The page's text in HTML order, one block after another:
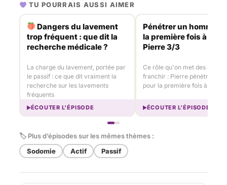
TU POURRAIS AUSSI AIMER
Dangers du lavement
trop fréquent : que dit la
recherche médicale ?
La charge du lavement, portée par
le passif : ce que dit vraiment la
recherche sur les lavements
fréquents
ÉCOUTER L’ÉPISODE
Pénétrer un homme
la première fois à 35
Pierre 3/3
Ce rôle qu'on met des
franchir : Pierre pénètre un
pour la première fois à 35 ans
ÉCOUTER L’ÉPISODE
🏷 Plus d’épisodes sur les mêmes thèmes :
Sodomie
Actif Passif